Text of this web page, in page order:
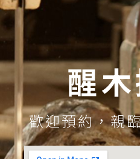
醒
歡迎預約，親